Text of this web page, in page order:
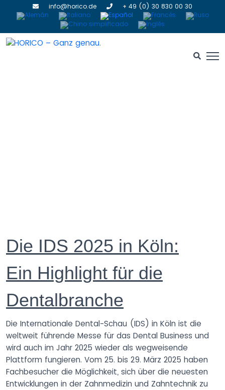
info@horico.de + 49 (0) 30 830 00 30
Die IDS 2025 in Köln:
Ein Highlight für die
Dentalbranche
Die Internationale Dental-Schau (IDS) in Köln ist die
weltweit führende Messe für das Dental Business und
wird auch im Jahr 2025 wieder als wegweisende
Plattform fungieren. Vom 25. bis 29. März 2025 haben
Fachbesucher die Möglichkeit, sich über die neuesten
Entwicklungen in der Zahnmedizin und Zahntechnik zu